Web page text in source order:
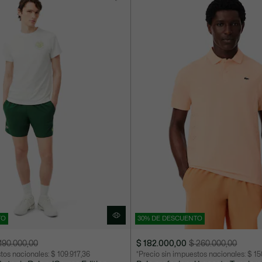
nacionales: $ 109.917,36
30% DE DESCUENTO
$ 182.000,00
Precio
$ 260.000,00
Precio
*Precio sin impuestos nacionales: $